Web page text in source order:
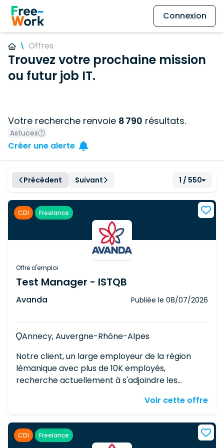
Connexion
Offres
Trouvez votre prochaine mission
ou futur job IT.
Votre recherche renvoie 8 790 résultats.
Astuces
Créer une alerte
Précédent Suivant 1 / 550
CDI Freelance
Offre d'emploi
Test Manager - ISTQB
Avanda Publiée le 08/07/2026
Annecy, Auvergne-Rhône-Alpes
Notre client, un large employeur de la région
lémanique avec plus de 10K employés,
recherche actuellement à s'adjoindre les
poste est un contrat permanent.
Responsabilités Définir et piloter la stratégie de
test d'un ou plusieurs projets, basée sur les
risques et les exigences Planifier et coordonner
Voir cette offre
CDI Freelance